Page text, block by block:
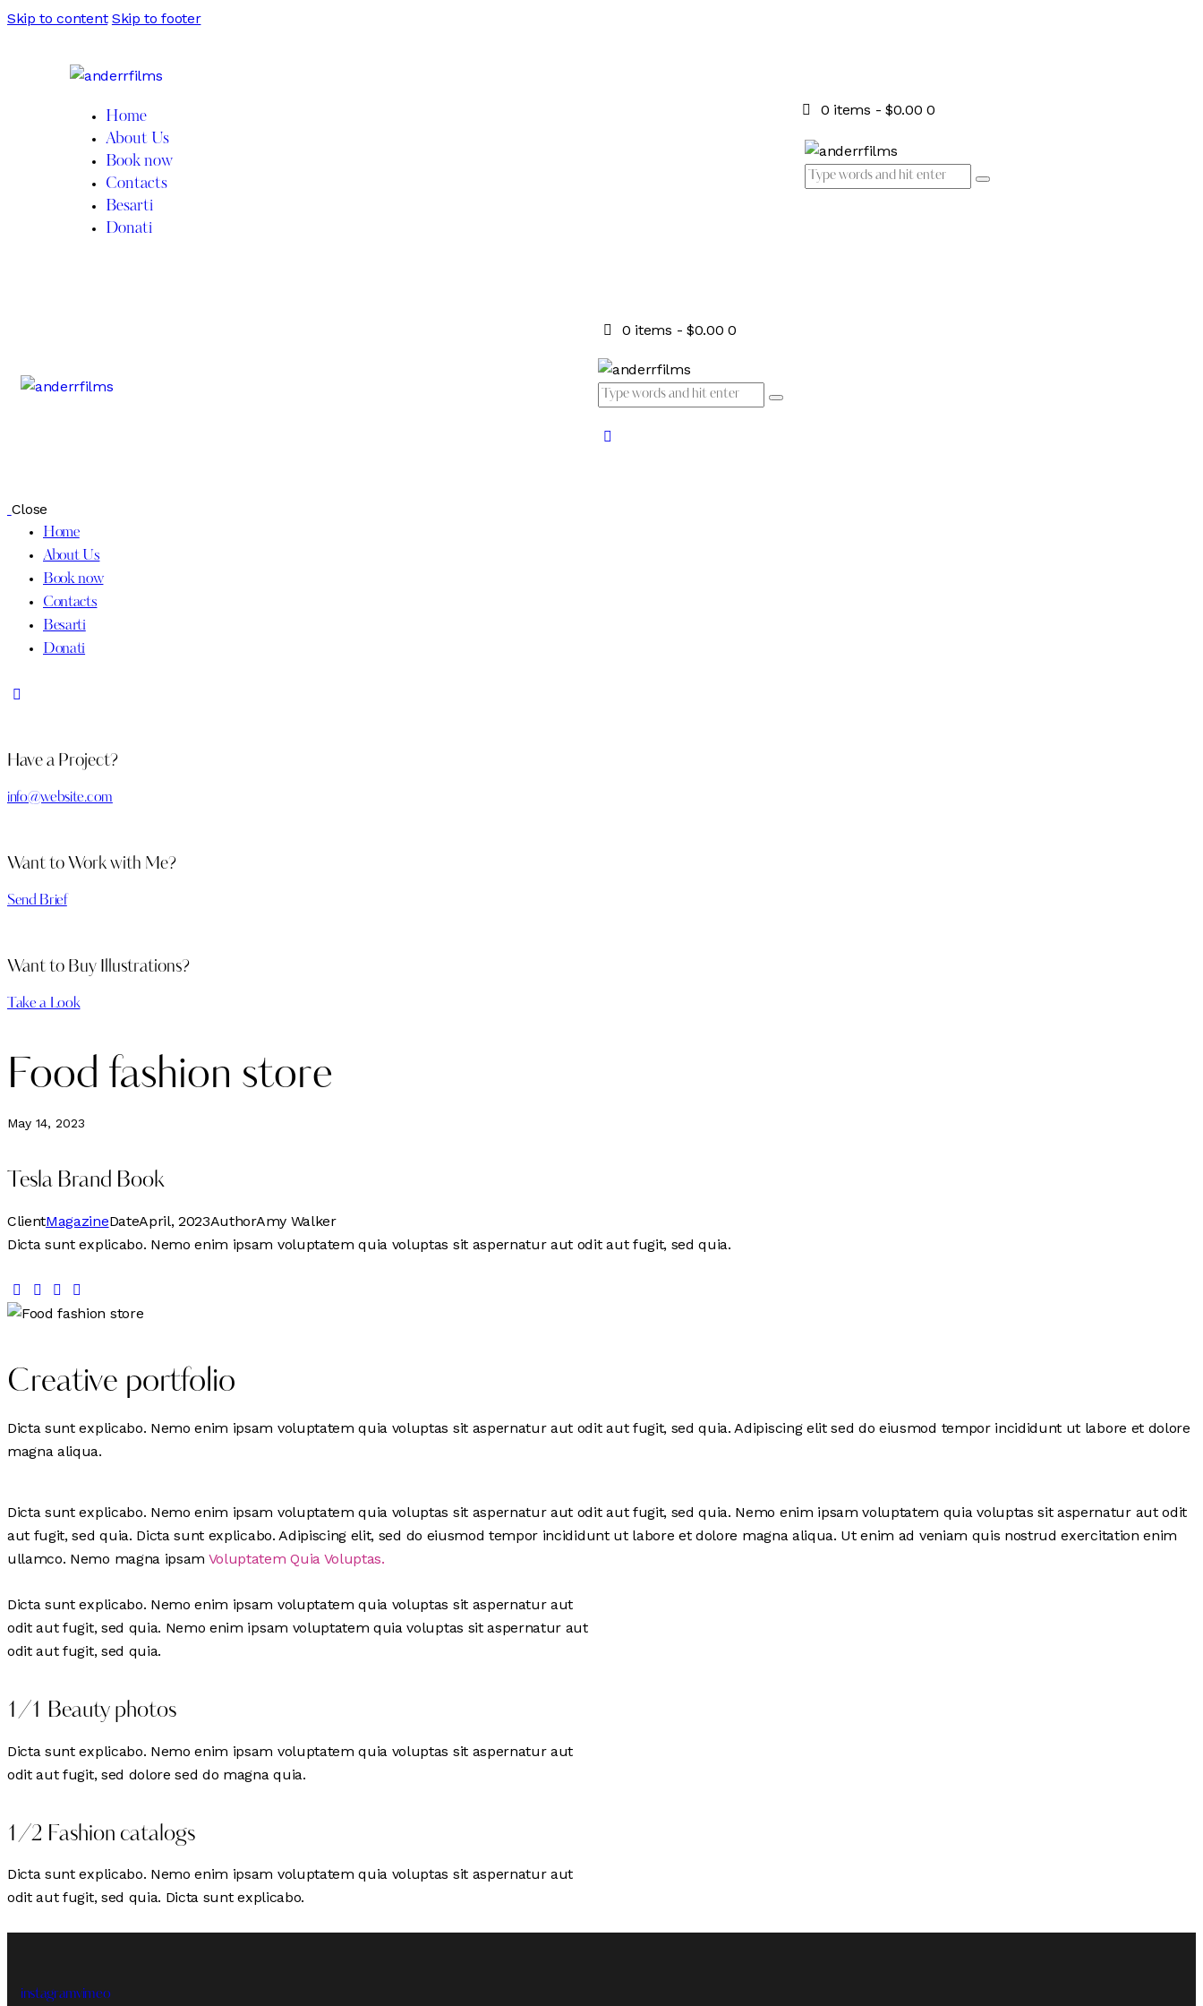
Skip to content Skip to footer
Home
About Us
Book now
Contacts
Besarti
Donati
0 items - $0.00 0
0 items - $0.00 0
Close
Home
About Us
Book now
Contacts
Besarti
Donati
Have a Project?
info@website.com
Want to Work with Me?
Send Brief
Want to Buy Illustrations?
Take a Look
Food fashion store
May 14, 2023
Tesla Brand Book
ClientMagazineDateApril, 2023AuthorAmy Walker
Dicta sunt explicabo. Nemo enim ipsam voluptatem quia voluptas sit aspernatur aut odit aut fugit, sed quia.
Creative portfolio
Dicta sunt explicabo. Nemo enim ipsam voluptatem quia voluptas sit aspernatur aut odit aut fugit, sed quia. Adipiscing elit sed do eiusmod tempor incididunt ut labore et dolore
magna aliqua.
Dicta sunt explicabo. Nemo enim ipsam voluptatem quia voluptas sit aspernatur aut odit aut fugit, sed quia. Nemo enim ipsam voluptatem quia voluptas sit aspernatur aut odit
aut fugit, sed quia. Dicta sunt explicabo. Adipiscing elit, sed do eiusmod tempor incididunt ut labore et dolore magna aliqua. Ut enim ad veniam quis nostrud exercitation enim
ullamco. Nemo magna ipsam Voluptatem Quia Voluptas.
Dicta sunt explicabo. Nemo enim ipsam voluptatem quia voluptas sit aspernatur aut
odit aut fugit, sed quia. Nemo enim ipsam voluptatem quia voluptas sit aspernatur aut
odit aut fugit, sed quia.
1/1 Beauty photos
Dicta sunt explicabo. Nemo enim ipsam voluptatem quia voluptas sit aspernatur aut
odit aut fugit, sed dolore sed do magna quia.
1/2 Fashion catalogs
Dicta sunt explicabo. Nemo enim ipsam voluptatem quia voluptas sit aspernatur aut
odit aut fugit, sed quia. Dicta sunt explicabo.
instagramvimeo